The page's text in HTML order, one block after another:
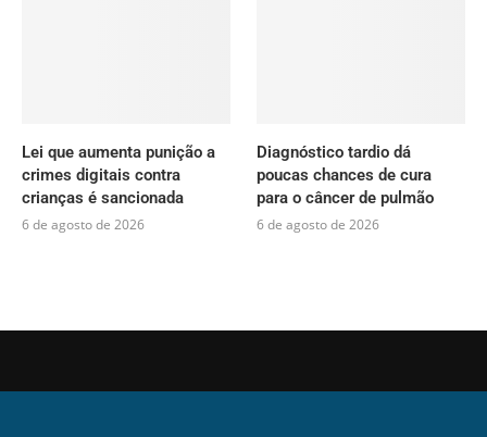
Lei que aumenta punição a
crimes digitais contra
crianças é sancionada
6 de agosto de 2026
Diagnóstico tardio dá
poucas chances de cura
para o câncer de pulmão
6 de agosto de 2026